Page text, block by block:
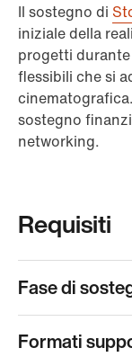
Il sostegno di
iniziale della
progetti
flessibili che si
sostegno
networking.
Requisiti
Fase di
Formati